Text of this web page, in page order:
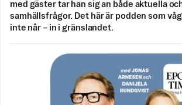
med gäster tar han sig an både aktuella
samhällsfrågor. Det här är podden som
inte når – in i gränslandet.